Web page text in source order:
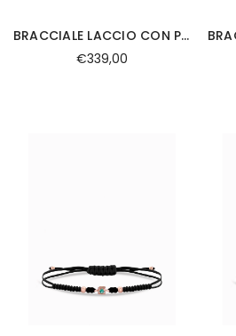
BRACCIALE LACCIO CON PUNTE LUCE DI DIAMANTINO NERO IN ORO ROSA
€339,00